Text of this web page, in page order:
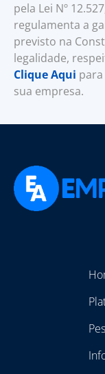
pela Lei Nº
regulamenta a
previsto na
legalidade,
Clique Aqui
sua empresa.